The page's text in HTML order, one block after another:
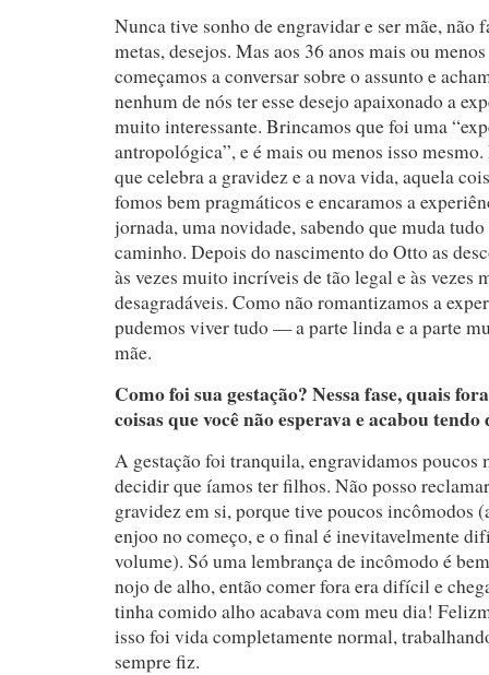
Nunca tive sonho de engravidar e ser mãe, não
metas, desejos. Mas aos 36 anos mais ou
começamos a conversar sobre o assunto e
nenhum de nós ter esse desejo apaixonado a
muito interessante. Brincamos que foi uma
antropológica”, e é mais ou menos isso
que celebra a gravidez e a nova vida, aquela
fomos bem pragmáticos e encaramos a
jornada, uma novidade, sabendo que muda
caminho. Depois do nascimento do Otto as
às vezes muito incríveis de tão legal e às vezes
desagradáveis. Como não romantizamos a
pudemos viver tudo — a parte linda e a parte
mãe.
Como foi sua gestação? Nessa fase, quais
coisas que você não esperava e acabou
A gestação foi tranquila, engravidamos poucos
decidir que íamos ter filhos. Não posso
gravidez em si, porque tive poucos incômodos
enjoo no começo, e o final é inevitavelmente
volume). Só uma lembrança de incômodo é
nojo de alho, então comer fora era difícil e
tinha comido alho acabava com meu dia!
isso foi vida completamente normal,
sempre fiz.